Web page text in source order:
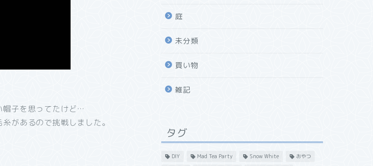
帽子を思ってたけど…
があるので挑戦しました。
庭
未分類
買い物
雑記
タグ
DIY Mad Tea Party Snow White
おやつ